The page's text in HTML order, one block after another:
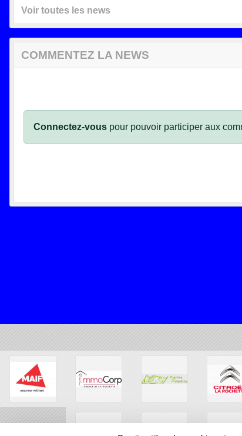
Voir toutes les news
COMMENTEZ LA NEWS
Connectez-vous pour pouvoir participer aux